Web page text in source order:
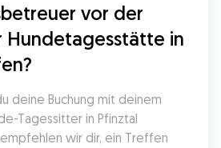
vor der
Hundetagesstätte in
deine Buchung mit deinem
Tagessitter in Pfinztal
wir dir, ein Treffen